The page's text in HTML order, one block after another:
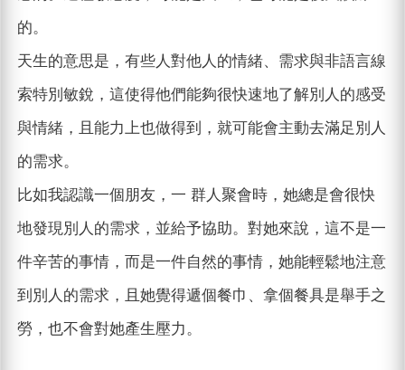
的。
天生的意思是，有些人對他人的情緒、需求與非語言線
索特別敏銳，這使得他們能夠很快速地了解別人的感受
與情緒，且能力上也做得到，就可能會主動去滿足別人
的需求。
比如我認識一個朋友，一 群人聚會時，她總是會很快
地發現別人的需求，並給予協助。對她來說，這不是一
件辛苦的事情，而是一件自然的事情，她能輕鬆地注意
到別人的需求，且她覺得遞個餐巾、拿個餐具是舉手之
勞，也不會對她產生壓力。